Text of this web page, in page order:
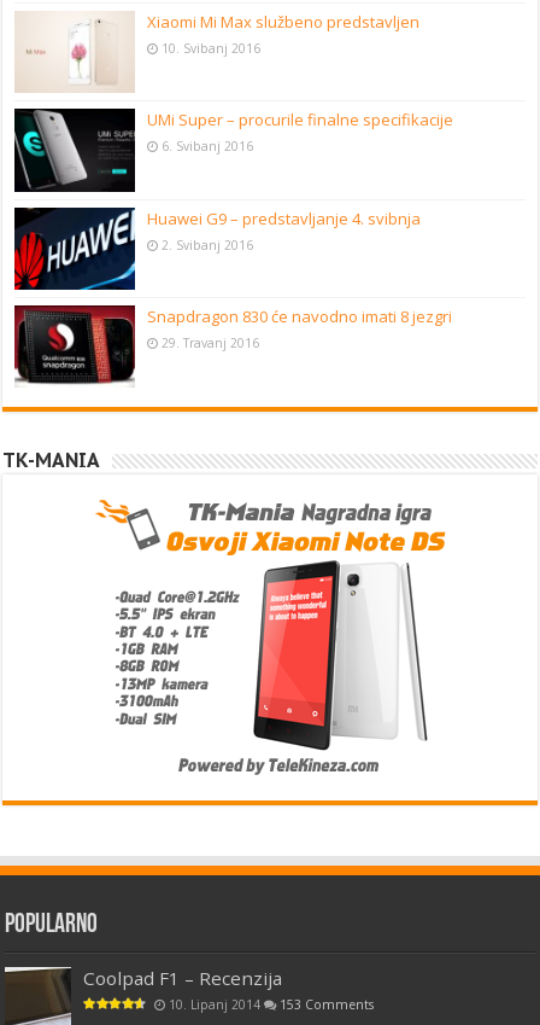
Xiaomi Mi Max službeno predstavljen
10. Svibanj 2016
UMi Super – procurile finalne specifikacije
6. Svibanj 2016
Huawei G9 – predstavljanje 4. svibnja
2. Svibanj 2016
Snapdragon 830 će navodno imati 8 jezgri
29. Travanj 2016
TK-MANIA
Popularno
Coolpad F1 – Recenzija
10. Lipanj 2014 153 Comments